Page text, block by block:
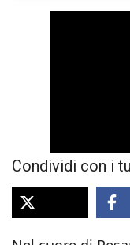
Condividi con i